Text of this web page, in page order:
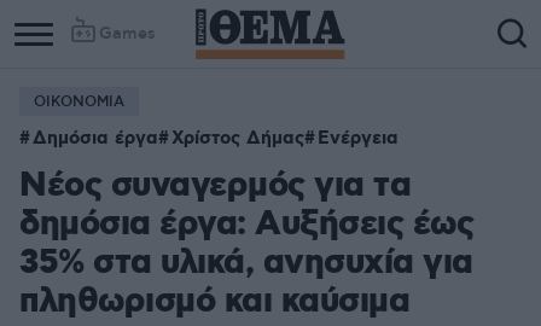
Games
ΟΙΚΟΝΟΜΙΑ
Δημόσια έργα Χρίστος Δήμας Ενέργεια
Νέος συναγερμός για τα
δημόσια έργα: Αυξήσεις έως
35% στα υλικά, ανησυχία για
πληθωρισμό και καύσιμα